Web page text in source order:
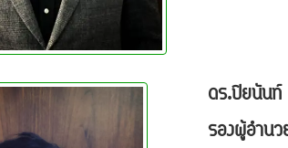
ดร.ปิยนัน
รองผู้อำน